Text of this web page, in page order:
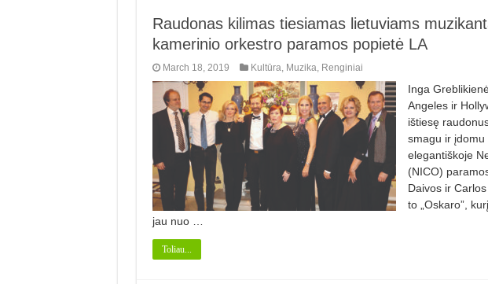
Raudonas kilimas tiesiamas lietuviams
kamerinio orkestro paramos popietė LA
March 18, 2019 Kultūra Muzika Renginiai
Inga
Angeles ir
ištiesę
smagu ir įdomu
elegantiškoje
(NICO)
Daivos ir
to „Oskaro”,
jau nuo …
Toliau...